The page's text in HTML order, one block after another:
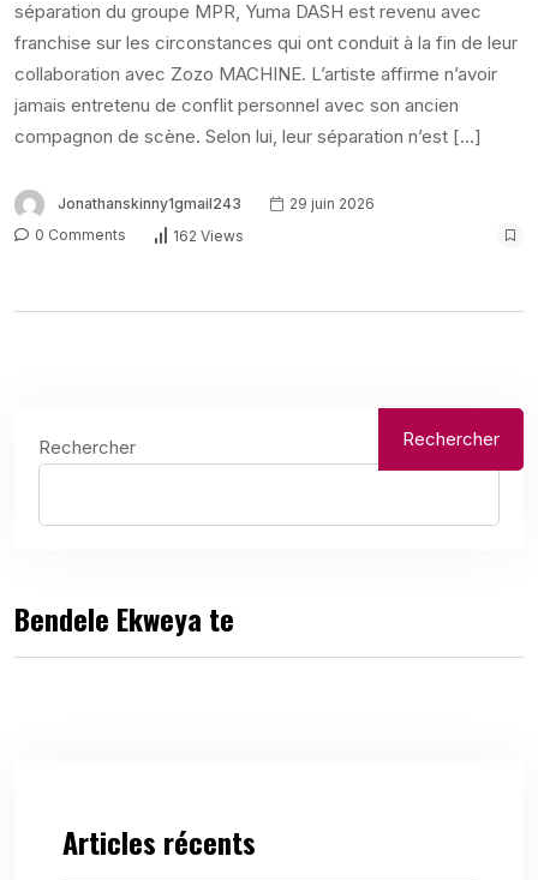
séparation du groupe MPR, Yuma DASH est revenu avec
franchise sur les circonstances qui ont conduit à la fin de leur
collaboration avec Zozo MACHINE. L’artiste affirme n’avoir
jamais entretenu de conflit personnel avec son ancien
compagnon de scène. Selon lui, leur séparation n’est […]
Jonathanskinny1gmail243
29 juin 2026
0 Comments
162 Views
Rechercher Rechercher
Bendele Ekweya te
Articles récents